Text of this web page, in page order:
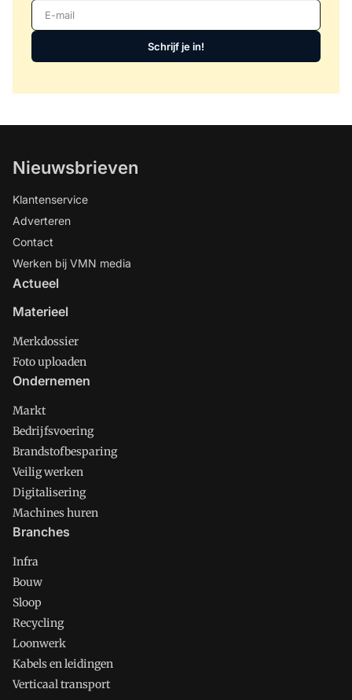
E-mail
Schrijf je in!
Nieuwsbrieven
Klantenservice
Adverteren
Contact
Werken bij VMN media
Actueel
Materieel
Merkdossier
Foto uploaden
Ondernemen
Markt
Bedrijfsvoering
Brandstofbesparing
Veilig werken
Digitalisering
Machines huren
Branches
Infra
Bouw
Sloop
Recycling
Loonwerk
Kabels en leidingen
Verticaal transport